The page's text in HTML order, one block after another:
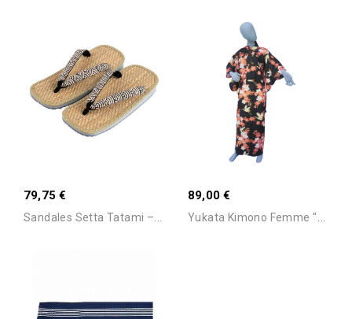
79,75 €
Sandales Setta Tatami –...
89,00 €
Y
Ukata Kimono Femme "Sakura...